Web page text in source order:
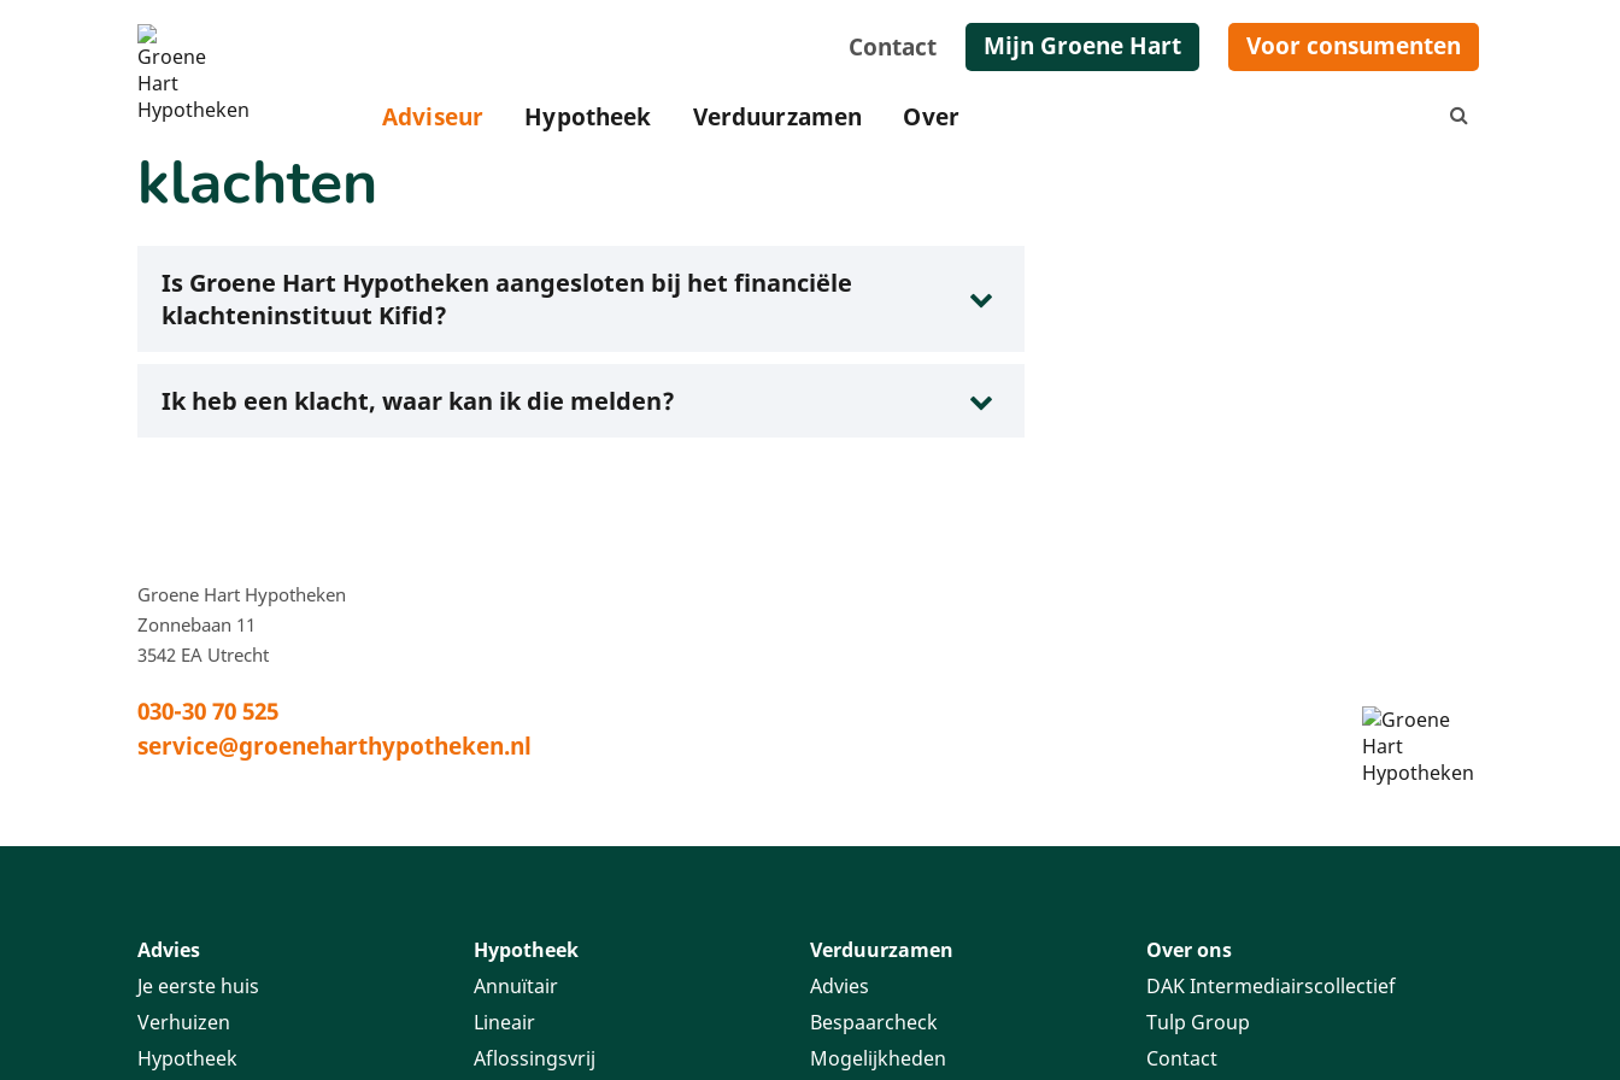
Adviseur Hypotheek Verduurzamen Over
Contact Mijn Groene Hart Voor consumenten
Klachtenklachten
Is Groene Hart Hypotheken aangesloten bij het financiële
klachteninstituut Kifid?
Ik heb een klacht, waar kan ik die melden?
Groene Hart Hypotheken
Zonnebaan 11
3542 EA Utrecht
030-30 70 525
service@groeneharthypotheken.nl
Advies
Je eerste huis
Verhuizen
Hypotheek
Hypotheek
Annuïtair
Lineair
Aflossingsvrij
Verduurzamen
Advies
Bespaarcheck
Mogelijkheden
Over ons
DAK Intermediairscollectief
Tulp Group
Contact